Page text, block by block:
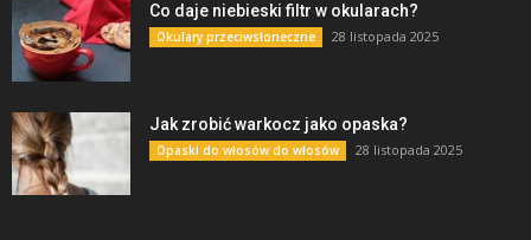
Co daje niebieski filtr w okularach?
Okulary przeciwsłoneczne 28 listopada 2025
Jak zrobić warkocz jako opaska?
Opaski do włosów do włosów 28 listopada 2025